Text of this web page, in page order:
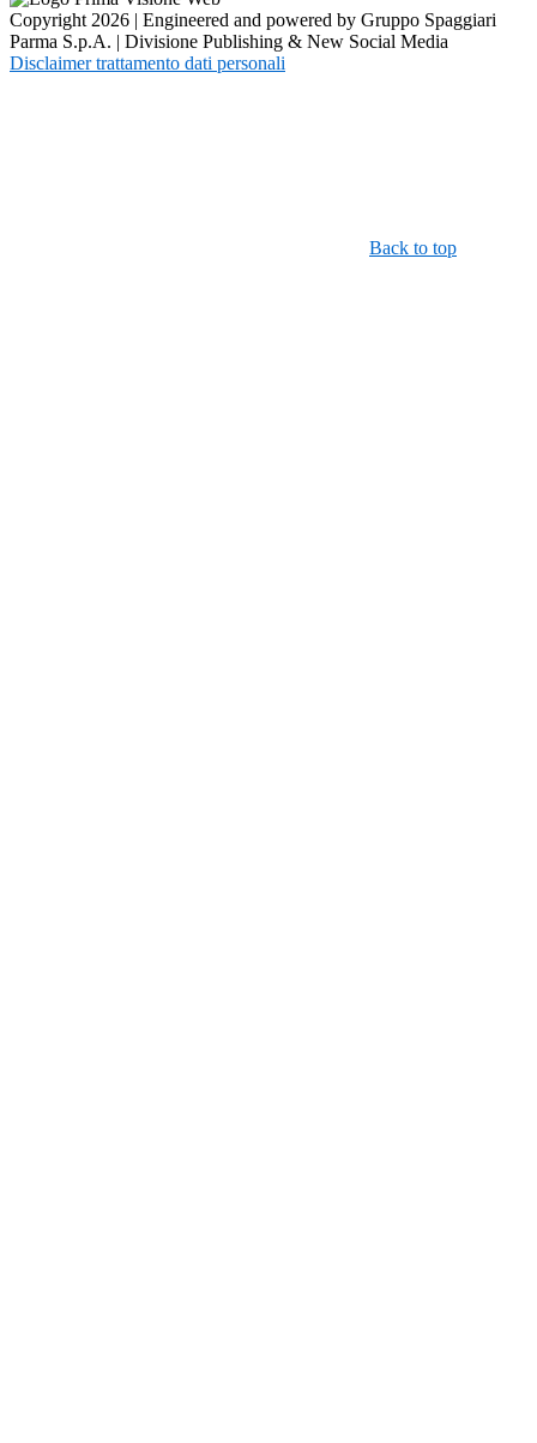
Copyright 2026 | Engineered and powered by Gruppo Spaggiari
Parma S.p.A. | Divisione Publishing & New Social Media
Disclaimer trattamento dati personali
Back to top